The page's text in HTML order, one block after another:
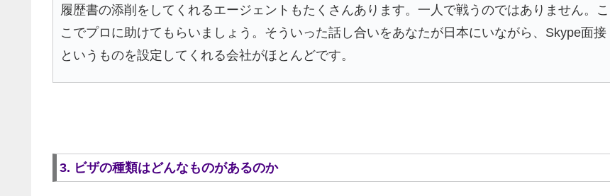
履歴書の添削をしてくれるエージェントもたくさんあります。一人で戦うのではありません。こ
こでプロに助けてもらいましょう。そういった話し合いをあなたが日本にいながら、Skype面接
というものを設定してくれる会社がほとんどです。
3. ビザの種類はどんなものがあるのか